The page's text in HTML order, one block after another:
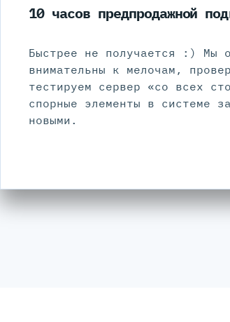
10 часов предпродажной
Быстрее не получается :) Мы
внимательны к мелочам,
тестируем сервер «со всех
спорные элементы в системе
новыми.